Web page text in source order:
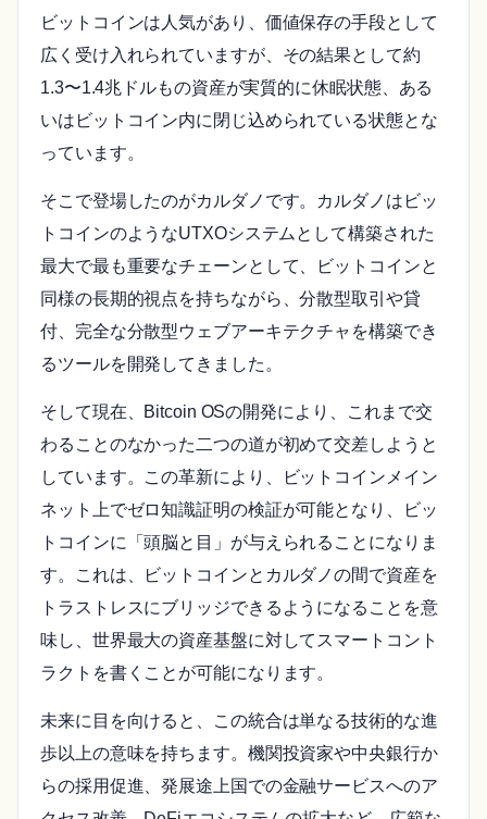
ビットコインは人気があり、価値保存の手段として
広く受け入れられていますが、その結果として約
1.3〜1.4兆ドルもの資産が実質的に休眠状態、ある
いはビットコイン内に閉じ込められている状態とな
っています。
そこで登場したのがカルダノです。カルダノはビッ
トコインのようなUTXOシステムとして構築された
最大で最も重要なチェーンとして、ビットコインと
同様の長期的視点を持ちながら、分散型取引や貸
付、完全な分散型ウェブアーキテクチャを構築でき
るツールを開発してきました。
そして現在、Bitcoin OSの開発により、これまで交
わることのなかった二つの道が初めて交差しようと
しています。この革新により、ビットコインメイン
ネット上でゼロ知識証明の検証が可能となり、ビッ
トコインに「頭脳と目」が与えられることになりま
す。これは、ビットコインとカルダノの間で資産を
トラストレスにブリッジできるようになることを意
味し、世界最大の資産基盤に対してスマートコント
ラクトを書くことが可能になります。
未来に目を向けると、この統合は単なる技術的な進
歩以上の意味を持ちます。機関投資家や中央銀行か
らの採用促進、発展途上国での金融サービスへのア